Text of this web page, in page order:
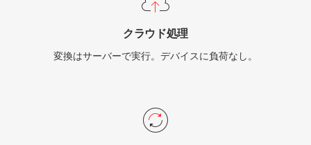
クラウド処理
変換はサーバーで実行。デバイスに負荷なし。